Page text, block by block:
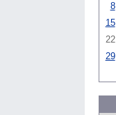
8
15
22
29